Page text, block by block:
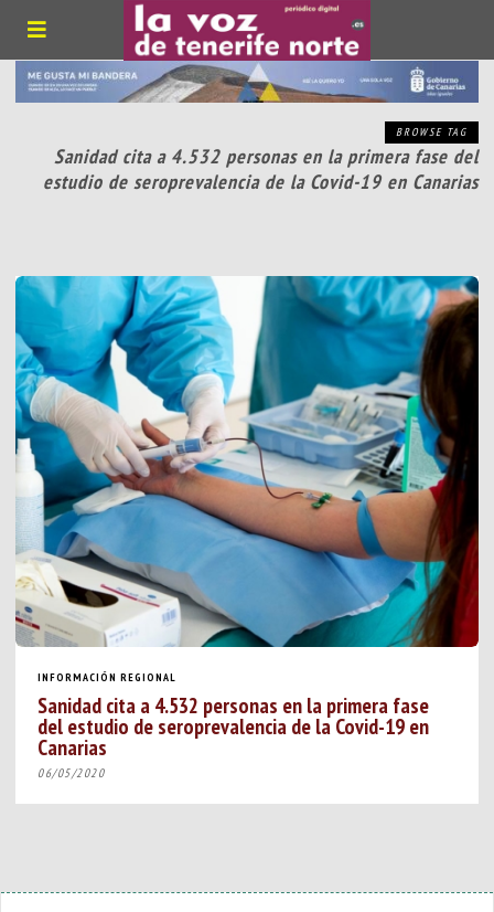
BROWSE TAG
Sanidad cita a 4.532 personas en la primera fase del
estudio de seroprevalencia de la Covid-19 en Canarias
INFORMACIÓN REGIONAL
Sanidad cita a 4.532 personas en la primera fase
del estudio de seroprevalencia de la Covid-19 en
Canarias
06/05/2020